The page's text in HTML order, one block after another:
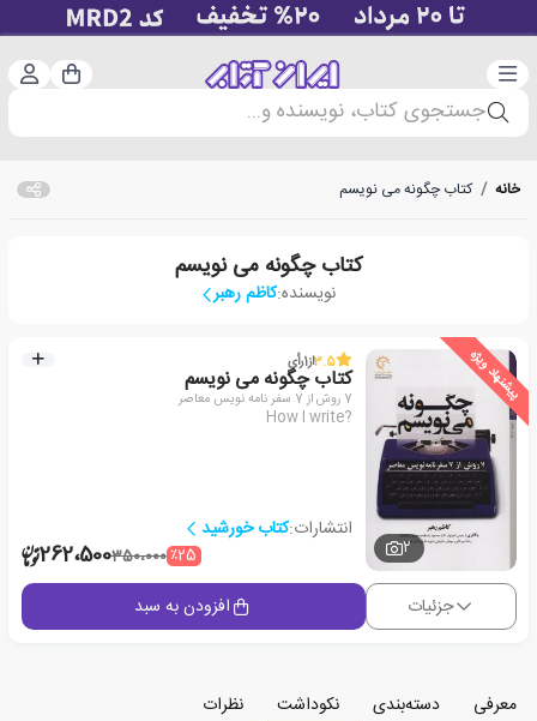
دسته‌بندی سبد
جستجوی کتاب، نویسنده و...
خانه / کتاب چگونه می نویسم
کتاب چگونه می نویسم
نویسنده:کاظم رهبر
پیشنهاد ویژه
2
3.5از1رأی
کتاب چگونه می نویسم
7 روش از 7 سفر نامه نویس معاصر
How I write?
انتشارات:کتاب خورشید
٪25350،000262،500
جزئیات افزودن به سبد
معرفی دسته‌بندی نکوداشت
نظرات